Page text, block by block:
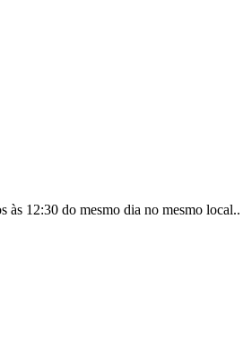
às 12:30 do mesmo dia no mesmo local..